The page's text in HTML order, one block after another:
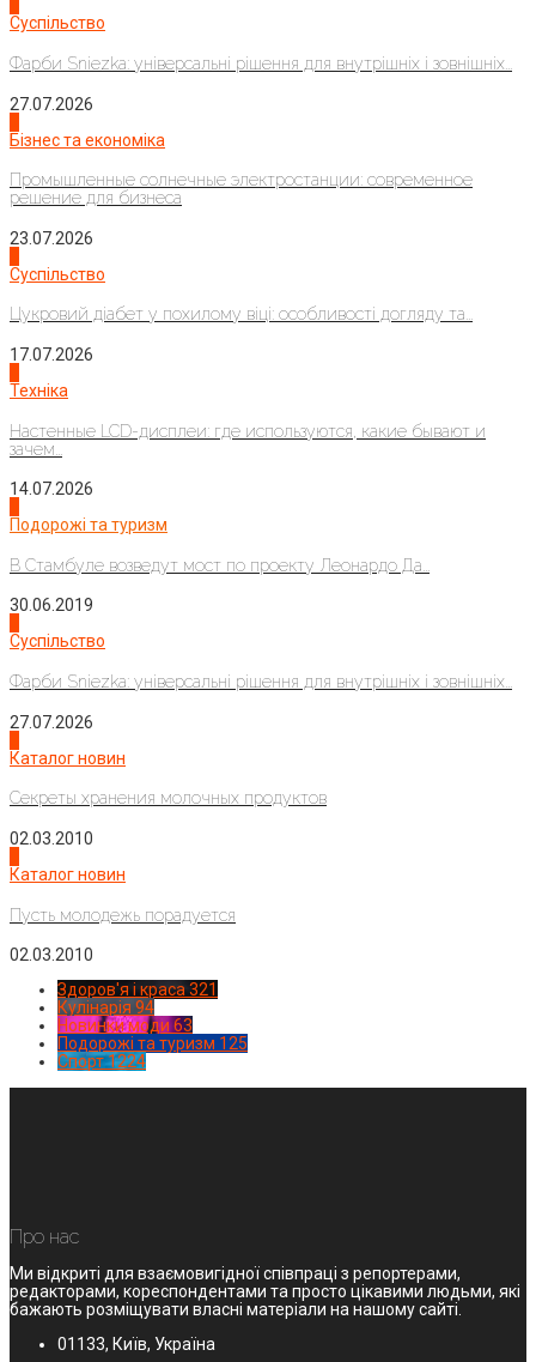
Суспільство
Фарби Sniezka: універсальні рішення для внутрішніх і зовнішніх...
27.07.2026
Бізнес та економіка
Промышленные солнечные электростанции: современное
решение для бизнеса
23.07.2026
Суспільство
Цукровий діабет у похилому віці: особливості догляду та...
17.07.2026
Техніка
Настенные LCD-дисплеи: где используются, какие бывают и
зачем...
14.07.2026
Подорожі та туризм
В Стамбуле возведут мост по проекту Леонардо Да...
30.06.2019
Суспільство
Фарби Sniezka: універсальні рішення для внутрішніх і зовнішніх...
27.07.2026
Каталог новин
Секреты хранения молочных продуктов
02.03.2010
Каталог новин
Пусть молодежь порадуется
02.03.2010
Здоров'я і краса 321
Кулінарія 94
Новинки моди 63
Подорожі та туризм 125
Спорт1224
Про нас
Ми відкриті для взаємовигідної співпраці з репортерами,
редакторами, кореспондентами та просто цікавими людьми, які
бажають розміщувати власні матеріали на нашому сайті.
01133, Київ, Україна